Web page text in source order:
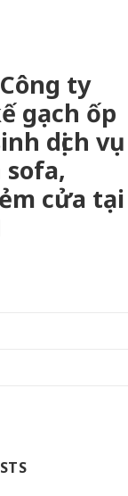
ty
gạch ốp
dịch vụ
sofa,
cửa tại